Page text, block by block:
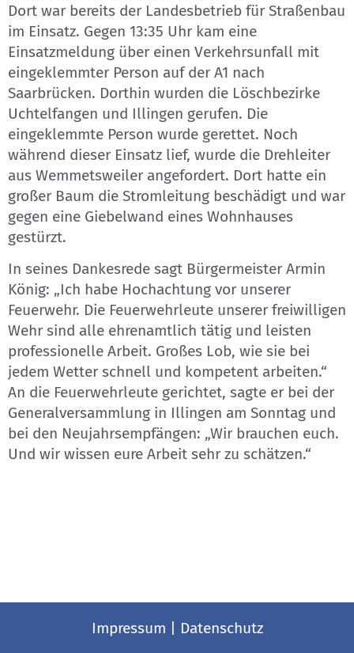
Dort war bereits der Landesbetrieb für Straßenbau
im Einsatz. Gegen 13:35 Uhr kam eine
Einsatzmeldung über einen Verkehrsunfall mit
eingeklemmter Person auf der A1 nach
Saarbrücken. Dorthin wurden die Löschbezirke
Uchtelfangen und Illingen gerufen. Die
eingeklemmte Person wurde gerettet. Noch
während dieser Einsatz lief, wurde die Drehleiter
aus Wemmetsweiler angefordert. Dort hatte ein
großer Baum die Stromleitung beschädigt und war
gegen eine Giebelwand eines Wohnhauses
gestürzt.
In seines Dankesrede sagt Bürgermeister Armin
König: „Ich habe Hochachtung vor unserer
Feuerwehr. Die Feuerwehrleute unserer freiwilligen
Wehr sind alle ehrenamtlich tätig und leisten
professionelle Arbeit. Großes Lob, wie sie bei
jedem Wetter schnell und kompetent arbeiten.“
An die Feuerwehrleute gerichtet, sagte er bei der
Generalversammlung in Illingen am Sonntag und
bei den Neujahrsempfängen: „Wir brauchen euch.
Und wir wissen eure Arbeit sehr zu schätzen.“
Impressum Datenschutz